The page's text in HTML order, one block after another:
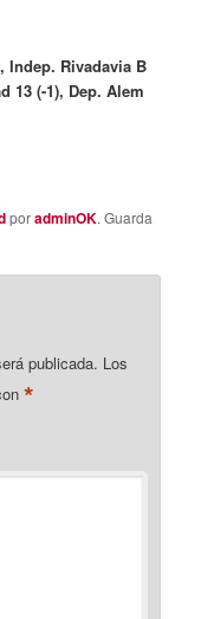
Indep. Rivadavia B
13 (-1), Dep. Alem
poradminOK. Guarda
publicada. Los
*